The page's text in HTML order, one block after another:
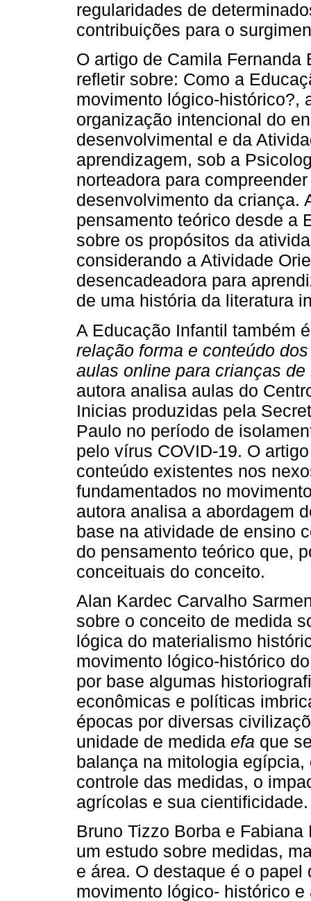
regularidades de
contribuições para o
O artigo de Camila
refletir sobre: Como a
movimento lógico-histórico?,
organização intencional do
desenvolvimental e da
aprendizagem, sob a
norteadora para
desenvolvimento da criança.
pensamento teórico desde a
sobre os propósitos da
considerando a Atividade
desencadeadora para
de uma história da literatura
A Educação Infantil também
relação forma e conteúdo
aulas online para crianças
autora analisa aulas do
Inicias produzidas pela
Paulo no período de
pelo vírus COVID-19. O
conteúdo existentes nos
fundamentados no
autora analisa a abordagem
base na atividade de ensino
do pensamento teórico que,
conceituais do conceito.
Alan Kardec Carvalho
sobre o conceito de medida
lógica do materialismo
movimento lógico-histórico
por base algumas
econômicas e políticas
épocas por diversas
unidade de medida efa que
balança na mitologia
controle das medidas, o
agrícolas e sua cientificidade.
Bruno Tizzo Borba e
um estudo sobre medidas,
e área. O destaque é o
movimento lógico- histórico